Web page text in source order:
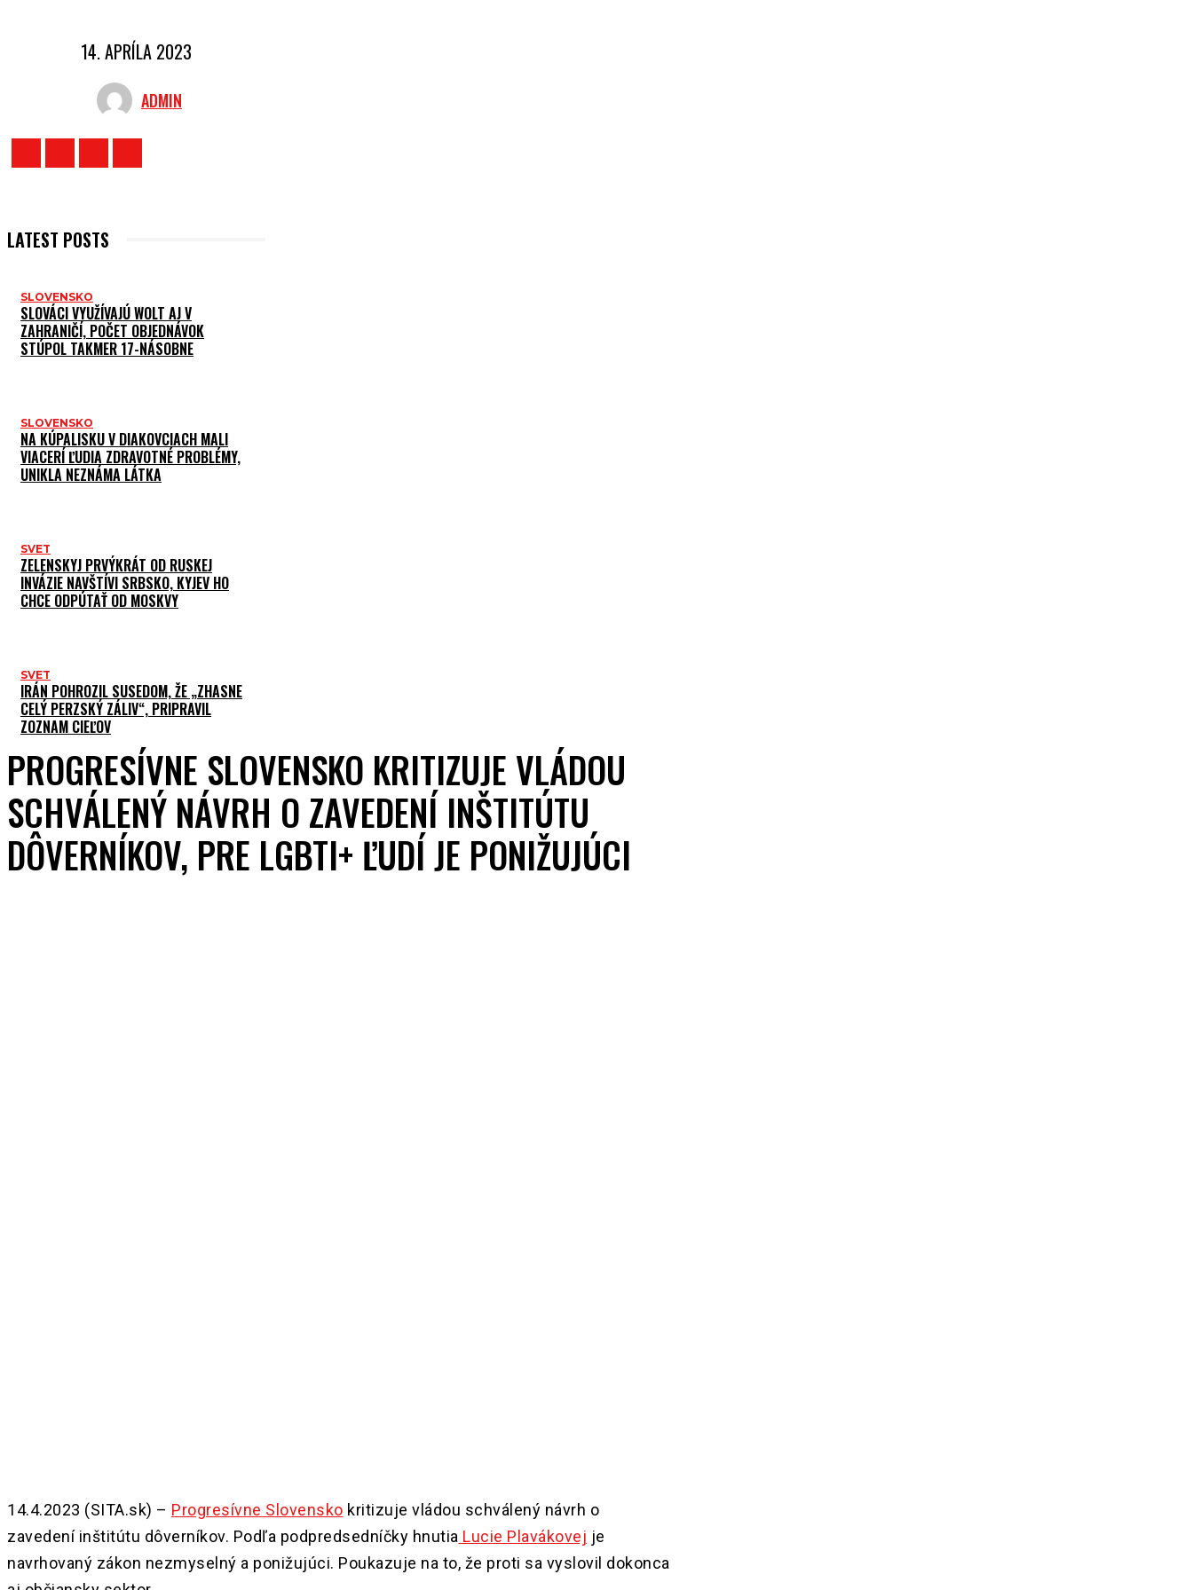
14. APRÍLA 2023
ADMIN
LATEST POSTS
SLOVENSKO
SLOVÁCI VYUŽÍVAJÚ WOLT AJ V
ZAHRANIČÍ, POČET OBJEDNÁVOK
STÚPOL TAKMER 17-NÁSOBNE
SLOVENSKO
NA KÚPALISKU V DIAKOVCIACH MALI
VIACERÍ ĽUDIA ZDRAVOTNÉ PROBLÉMY,
UNIKLA NEZNÁMA LÁTKA
SVET
ZELENSKYJ PRVÝKRÁT OD RUSKEJ
INVÁZIE NAVŠTÍVI SRBSKO, KYJEV HO
CHCE ODPÚTAŤ OD MOSKVY
SVET
IRÁN POHROZIL SUSEDOM, ŽE „ZHASNE
CELÝ PERZSKÝ ZÁLIV“, PRIPRAVIL
ZOZNAM CIEĽOV
PROGRESÍVNE SLOVENSKO KRITIZUJE VLÁDOU
SCHVÁLENÝ NÁVRH O ZAVEDENÍ INŠTITÚTU
DÔVERNÍKOV, PRE LGBTI+ ĽUDÍ JE PONIŽUJÚCI
14.4.2023 (SITA.sk) – Progresívne Slovensko kritizuje vládou schválený návrh o
zavedení inštitútu dôverníkov. Podľa podpredsedníčky hnutia Lucie Plavákovej je
navrhovaný zákon nezmyselný a ponižujúci. Poukazuje na to, že proti sa vyslovil dokonca